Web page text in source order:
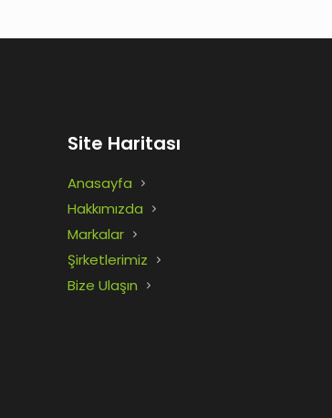
Site Haritası
Anasayfa
Hakkımızda
Markalar
Şirketlerimiz
Bize Ulaşın